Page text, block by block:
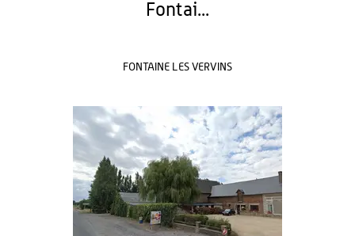
Fontai...
FONTAINE LES VERVINS